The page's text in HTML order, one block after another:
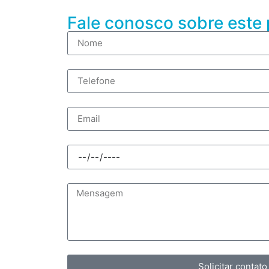
Fale conosco sobre este
Solicitar contato